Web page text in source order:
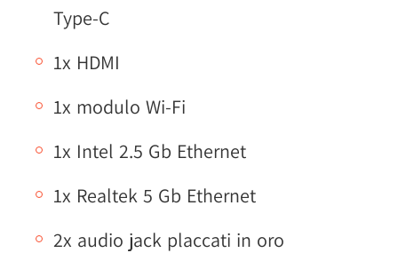
Type-C
1x HDMI
1x modulo Wi-Fi
1x Intel 2.5 Gb Ethernet
1x Realtek 5 Gb Ethernet
2x audio jack placcati in oro